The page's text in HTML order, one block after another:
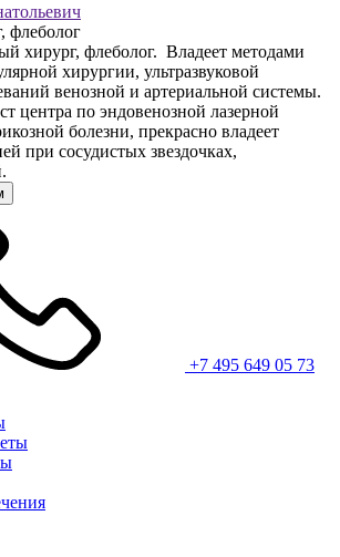
флеболог
хирург, флеболог. Владеет методами
хирургии, ультразвуковой
венозной и артериальной системы.
центра по эндовенозной лазерной
болезни, прекрасно владеет
при сосудистых звездочках,
+7 495 649 05 73